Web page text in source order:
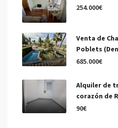
254.000€
Venta de
Poblets
685.000€
Alquiler de
corazón de
90€